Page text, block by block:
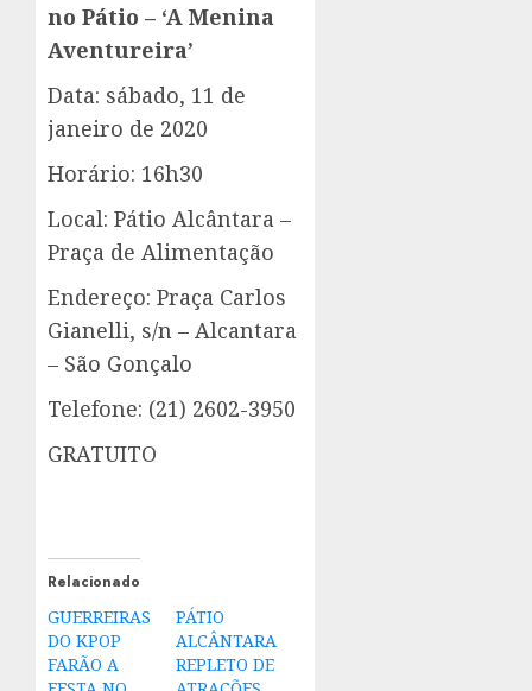
no Pátio – ‘A Menina
Aventureira’
Data: sábado, 11 de
janeiro de 2020
Horário: 16h30
Local: Pátio Alcântara –
Praça de Alimentação
Endereço: Praça Carlos
Gianelli, s/n – Alcantara
– São Gonçalo
Telefone: (21) 2602-3950
GRATUITO
Relacionado
GUERREIRAS
DO KPOP
FARÃO A
PÁTIO
ALCÂNTARA
REPLETO DE